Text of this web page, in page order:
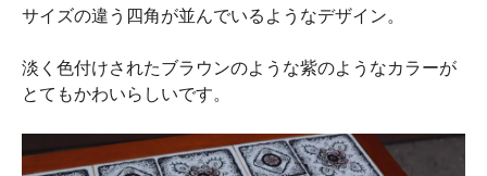
サイズの違う四角が並んでいるようなデザイン。
淡く色付けされたブラウンのような紫のようなカラーが
とてもかわいらしいです。